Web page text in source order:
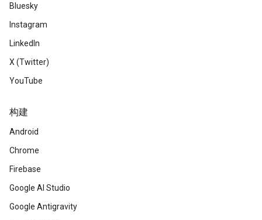
Bluesky
Instagram
LinkedIn
X (Twitter)
YouTube
构建
Android
Chrome
Firebase
Google AI Studio
Google Antigravity